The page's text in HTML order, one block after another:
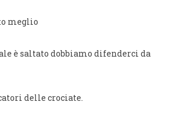
meglio
è saltato dobbiamo difenderci da
delle crociate.